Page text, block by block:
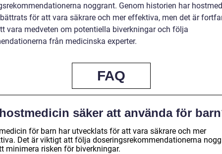
noggrant. Genom historien har
för att vara säkrare och mer effektiva, men det är
vara medveten om potentiella biverkningar och följa
från medicinska experter.
FAQ
säker att använda för
för barn har utvecklats för att vara säkrare och mer
Det är viktigt att följa doseringsrekommendationerna
minimera risken för biverkningar.